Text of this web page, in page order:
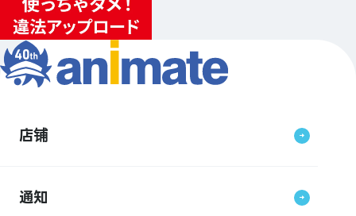
店铺
通知